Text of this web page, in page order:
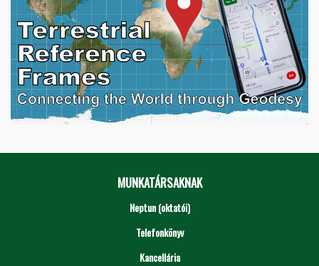
MUNKATÁRSAKNAK
Neptun (oktatói)
Telefonkönyv
Kancellária